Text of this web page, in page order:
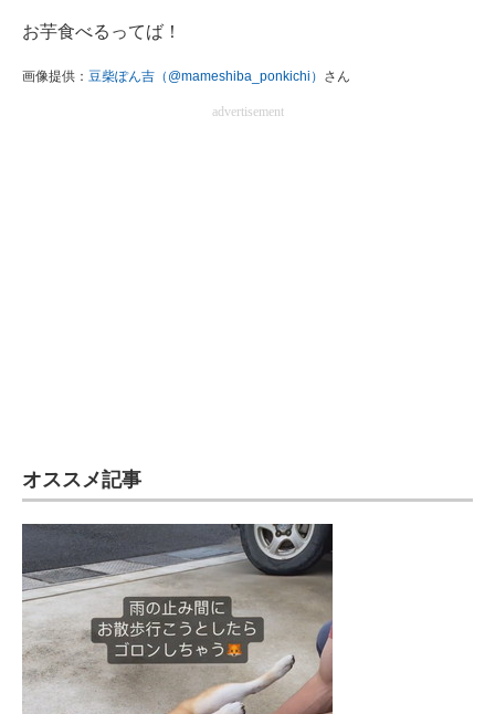
お芋食べるってば！
画像提供： 豆柴ぽん吉（@mameshiba_ponkichi） さん
advertisement
オススメ記事